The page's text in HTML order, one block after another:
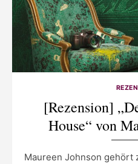
[Rezension]
House“ von
Maureen Johnson gehört